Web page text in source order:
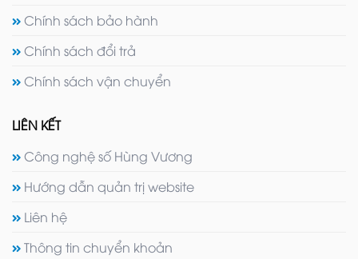
Chính sách bảo hành
Chính sách đổi trả
Chính sách vận chuyển
LIÊN KẾT
Công nghệ số Hùng Vương
Hướng dẫn quản trị website
Liên hệ
Thông tin chuyển khoản